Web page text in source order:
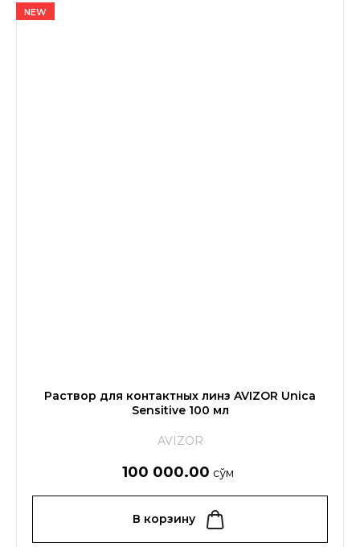
NEW
Раствор для контактных линз AVIZOR Unica
Sensitive 100 мл
AVIZOR
100 000.00 сўм
В корзину